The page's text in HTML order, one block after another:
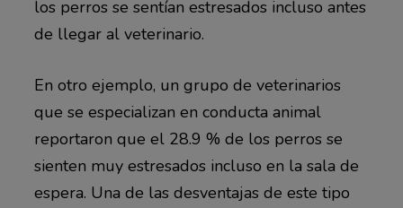
los perros se sentían estresados incluso antes
de llegar al veterinario.
En otro ejemplo, un grupo de veterinarios
que se especializan en conducta animal
reportaron que el 28.9 % de los perros se
sienten muy estresados incluso en la sala de
espera. Una de las desventajas de este tipo